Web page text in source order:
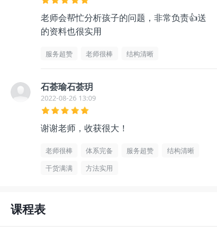
老师会帮忙分析孩子的问题，非常负责👍送
的资料也很实用
服务超赞 老师很棒 结构清晰
石荟瑜石荟玥
2022-08-26 13:09
谢谢老师，收获很大！
老师很棒 体系完备 服务超赞
结构清晰
干货满满
方法实用
课程表